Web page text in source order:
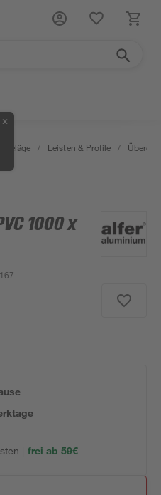
✕
/ Leisten & Profile /
1000 x
| frei ab 59€